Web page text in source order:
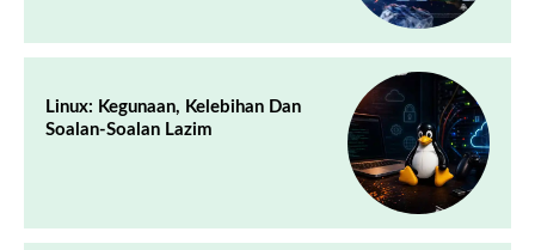
Linux: Kegunaan, Kelebihan Dan
Soalan-Soalan Lazim